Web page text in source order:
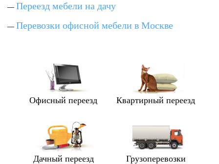
— Переезд мебели на дачу
— Перевозки офисной мебели в Москве
Офисный переезд Квартирный переезд
Дачный переезд Грузоперевозки